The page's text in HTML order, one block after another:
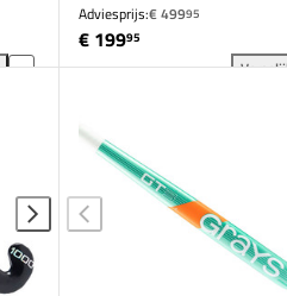
Adviesprijs:€ 49995
€ 19995